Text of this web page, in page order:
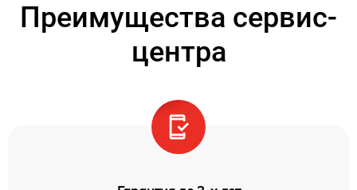
Преимущества сервис-
центра